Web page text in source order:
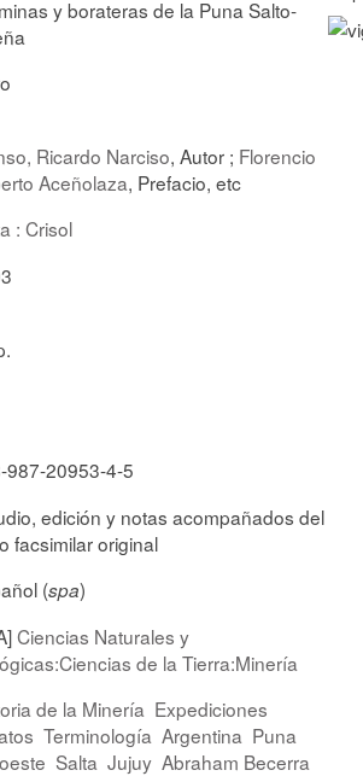
y borateras de la Puna Salto-
Ricardo Narciso, Autor ; Florencio
Aceñolaza, Prefacio, etc
: Crisol
987-20953-4-5
edición y notas acompañados del
facsimilar original
(spa)
Ciencias Naturales y
de la Tierra:Minería
de la Minería Expediciones
Terminología Argentina Puna
Salta Jujuy Abraham Becerra